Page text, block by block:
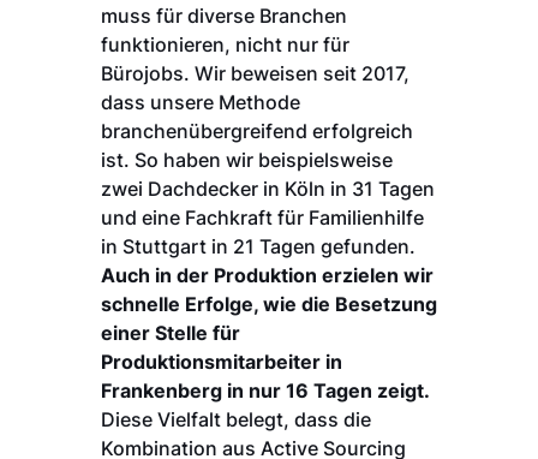
muss für diverse Branchen
funktionieren, nicht nur für
Bürojobs. Wir beweisen seit 2017,
dass unsere Methode
branchenübergreifend erfolgreich
ist. So haben wir beispielsweise
zwei Dachdecker in Köln in 31 Tagen
und eine Fachkraft für Familienhilfe
in Stuttgart in 21 Tagen gefunden.
Auch in der Produktion erzielen wir
schnelle Erfolge, wie die Besetzung
einer Stelle für
Produktionsmitarbeiter in
Frankenberg in nur 16 Tagen zeigt.
Diese Vielfalt belegt, dass die
Kombination aus Active Sourcing